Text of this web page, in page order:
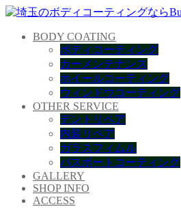
BODY COATING
ボディコーティング
カーメンテナンス
ホイールコーティング
ウィンドウコーティング
OTHER SERVICE
デントリペア
内装リペア
ガラスフィムル
バスボートコーティング
GALLERY
SHOP INFO
ACCESS